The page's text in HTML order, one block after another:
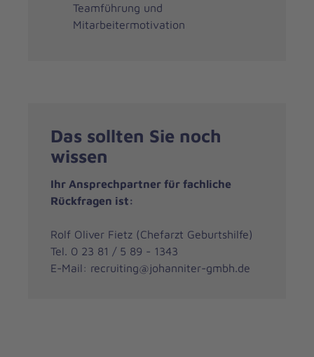
Teamführung und
Mitarbeitermotivation
Das sollten Sie noch
wissen
Ihr Ansprechpartner für fachliche
Rückfragen ist:
Rolf Oliver Fietz (Chefarzt Geburtshilfe)
Tel. 0 23 81 / 5 89 - 1343
E-Mail: recruiting@johanniter-gmbh.de